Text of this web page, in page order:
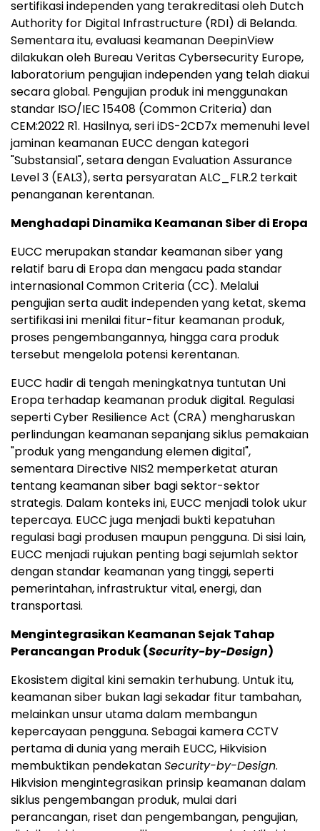
sertifikasi independen yang terakreditasi oleh Dutch
Authority for Digital Infrastructure (RDI) di Belanda.
Sementara itu, evaluasi keamanan DeepinView
dilakukan oleh Bureau Veritas Cybersecurity Europe,
laboratorium pengujian independen yang telah diakui
secara global. Pengujian produk ini menggunakan
standar ISO/IEC 15408 (Common Criteria) dan
CEM:2022 R1. Hasilnya, seri iDS-2CD7x memenuhi level
jaminan keamanan EUCC dengan kategori
"Substansial", setara dengan Evaluation Assurance
Level 3 (EAL3), serta persyaratan ALC_FLR.2 terkait
penanganan kerentanan.
Menghadapi Dinamika Keamanan Siber di Eropa
EUCC merupakan standar keamanan siber yang
relatif baru di Eropa dan mengacu pada standar
internasional Common Criteria (CC). Melalui
pengujian serta audit independen yang ketat, skema
sertifikasi ini menilai fitur-fitur keamanan produk,
proses pengembangannya, hingga cara produk
tersebut mengelola potensi kerentanan.
EUCC hadir di tengah meningkatnya tuntutan Uni
Eropa terhadap keamanan produk digital. Regulasi
seperti Cyber Resilience Act (CRA) mengharuskan
perlindungan keamanan sepanjang siklus pemakaian
"produk yang mengandung elemen digital",
sementara Directive NIS2 memperketat aturan
tentang keamanan siber bagi sektor-sektor
strategis. Dalam konteks ini, EUCC menjadi tolok ukur
tepercaya. EUCC juga menjadi bukti kepatuhan
regulasi bagi produsen maupun pengguna. Di sisi lain,
EUCC menjadi rujukan penting bagi sejumlah sektor
dengan standar keamanan yang tinggi, seperti
pemerintahan, infrastruktur vital, energi, dan
transportasi.
Mengintegrasikan Keamanan Sejak Tahap
Perancangan Produk (Security-by-Design)
Ekosistem digital kini semakin terhubung. Untuk itu,
keamanan siber bukan lagi sekadar fitur tambahan,
melainkan unsur utama dalam membangun
kepercayaan pengguna. Sebagai kamera CCTV
pertama di dunia yang meraih EUCC, Hikvision
membuktikan pendekatanSecurity-by-Design.
Hikvision mengintegrasikan prinsip keamanan dalam
siklus pengembangan produk, mulai dari
perancangan, riset dan pengembangan, pengujian,